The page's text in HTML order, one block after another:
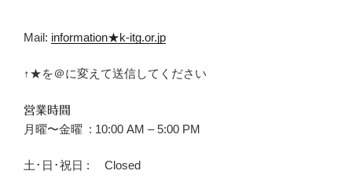
Mail: information★k-itg.or.jp
↑★を＠に変えて送信してください
営業時間
月曜〜金曜 : 10:00 AM – 5:00 PM
土･日･祝日 : Closed